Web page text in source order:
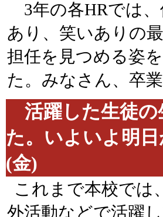
3年の各HRでは、
あり、笑いありの
担任を見つめる姿
た。みなさん、卒
活躍した生徒の
た。いよい
(金)
これまで本校では
外活動などで活躍